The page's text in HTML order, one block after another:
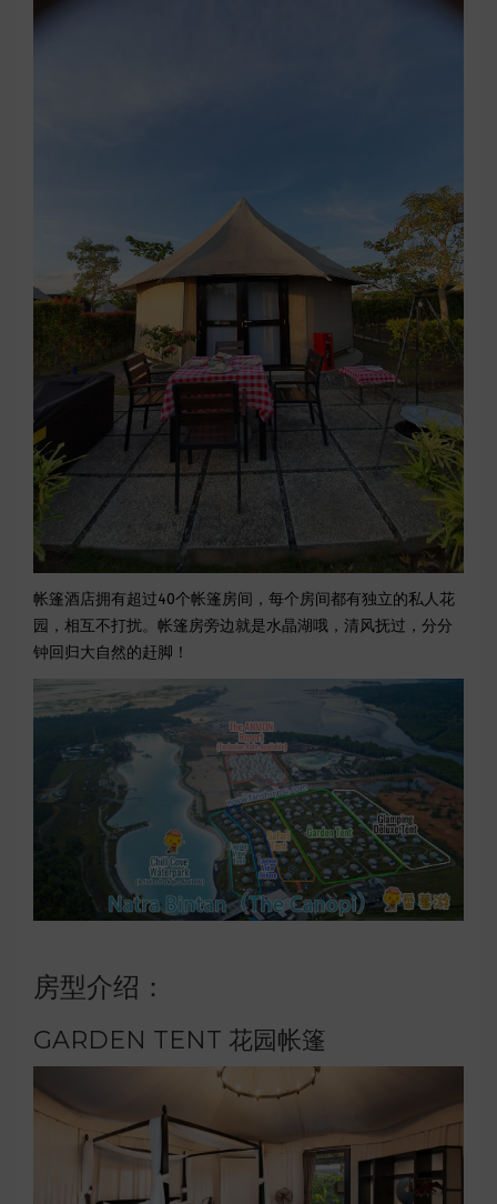
帐篷酒店拥有超过40个帐篷房间，每个房间都有独立的私人花
园，相互不打扰。帐篷房旁边就是水晶湖哦，清风抚过，分分
钟回归大自然的赶脚！
房型介绍：
GARDEN TENT 花园帐篷